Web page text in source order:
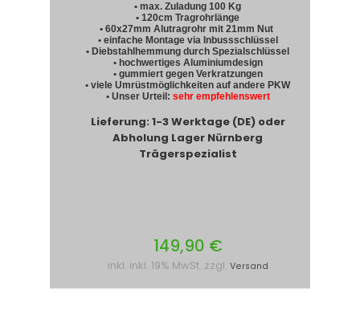
• max. Zuladung 100 Kg
• 120cm Tragrohrlänge
• 60x27mm Alutragrohr mit 21mm Nut
• einfache Montage via Inbussschlüssel
• Diebstahlhemmung durch Spezialschlüssel
• hochwertiges Aluminiumdesign
• gummiert gegen Verkratzungen
• viele Umrüstmöglichkeiten auf andere PKW
• Unser Urteil: sehr empfehlenswert
Lieferung: 1-3 Werktage (DE) oder
Abholung Lager Nürnberg
Trägerspezialist
149,90 €
inkl. inkl. 19% MwSt. zzgl. Versand